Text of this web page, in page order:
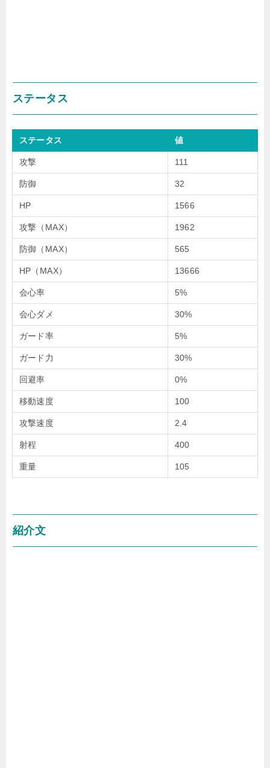
ステータス
ステータス 値
攻撃 111
防御 32
HP 1566
攻撃（MAX） 1962
防御（MAX） 565
HP（MAX） 13666
会心率 5%
会心ダメ 30%
ガード率 5%
ガード力 30%
回避率 0%
移動速度 100
攻撃速度 2.4
射程 400
重量 105
紹介文